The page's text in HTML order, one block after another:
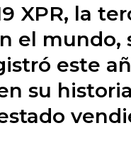
XPR, la
el mundo,
este
su